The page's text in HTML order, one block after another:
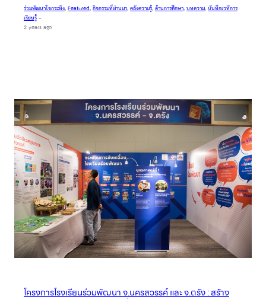
ร่วมพัฒนาใจกระทิง, Featured, กิจกรรมที่ผ่านมา, คลังความรู้, ด้านการศึกษา, บทความ, บันทึกเวทีการ
เรียนรู้–
2 years ago
โครงการโรงเรียนร่วมพัฒนา จ.นครสวรรค์ และ จ.ตรัง : สร้าง